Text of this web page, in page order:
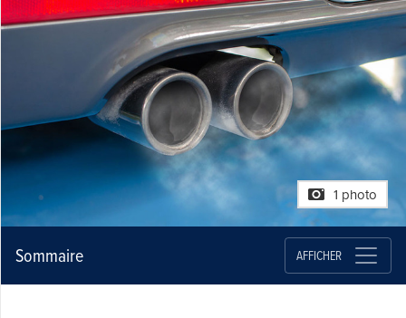
1 photo
Sommaire AFFICHER